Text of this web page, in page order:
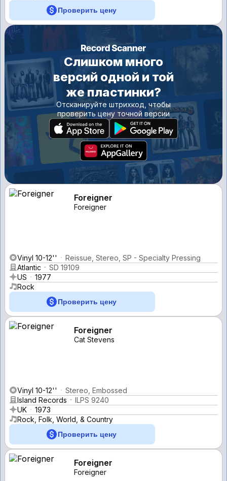
Проверить цену
Слишком много
версий одной и той
же пластинки?
Отсканируйте штрихкод, чтобы
проверить цену точной версии
Foreigner
Foreigner
Vinyl 10-12''
Reissue, Stereo, SP - Specialty Pressing
Atlantic
SD 19109
US
1977
Rock
Проверить цену
Foreigner
Cat Stevens
Vinyl 10-12''
Stereo, Embossed
Island Records
ILPS 9240
UK
1973
Rock, Folk, World, & Country
Проверить цену
Foreigner
Foreigner